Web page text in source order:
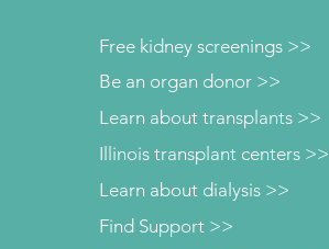
Free kidney screenings >>
Be an organ donor >>
Learn about transplants >>
Illinois transplant centers >>
Learn about dialysis >>
Find Support >>